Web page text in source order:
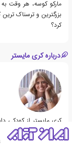
مارکو کوسه، هر وقت
بزرگترین و ترسناک
کرد؟
درباره کری مایستر
کری مایستر از کودکی
پردازی ، مزرعه